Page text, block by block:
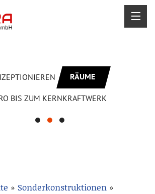
RÄUME
BIS ZUM KERNKRAFTWERK
» Sonderkonstruktionen »